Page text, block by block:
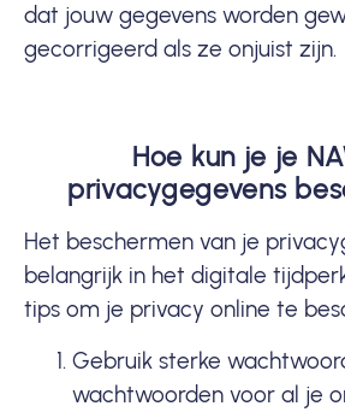
dat jouw gegevens worden
gecorrigeerd als ze onjuist zijn.
Hoe kun je je
privacygegevens
Het beschermen van je
belangrijk in het digitale
tips om je privacy online te
Gebruik sterke
wachtwoorden voor al je